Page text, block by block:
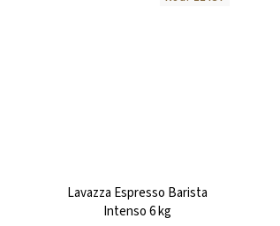
Lavazza Espresso Barista
Intenso 6 kg